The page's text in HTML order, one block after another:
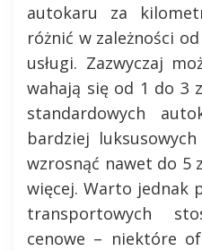
autokaru za
różnić w zależności
usługi. Zazwyczaj
wahają się od 1 do 3
standardowych
bardziej
wzrosnąć nawet do 5
więcej. Warto jednak
transportowych
cenowe – niektóre